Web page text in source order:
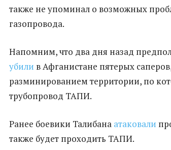
также не упоминал о возможных
газопровода.
Напомним, что два дня назад
убили в Афганистане пятерых
разминированием территории, по
трубопровод ТАПИ.
Ранее боевики Талибана атаковали
также будет проходить ТАПИ.